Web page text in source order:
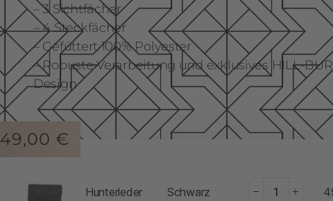
– 3 Sichtfächer
– 4 Steckfächer
– Gefüttert 100% Polyester
– Robuste Verarbeitung und exklusives HILL-
Design
49,00 €
Hunterleder Schwarz +